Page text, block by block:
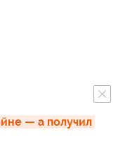
— а получил